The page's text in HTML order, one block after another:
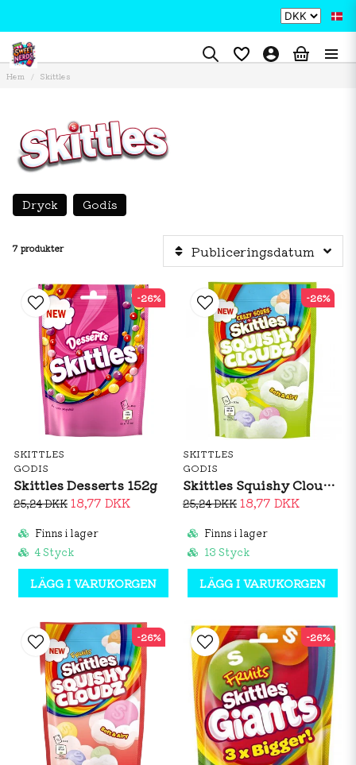
Hem Skittles
Dryck Godis
7 produkter Publiceringsdatum
SKITTLES
GODIS
Skittles Desserts 152g
25,24 DKK 18,77 DKK
Finns i lager
4 Styck
LÄGG I VARUKORGEN
-26%
SKITTLES
GODIS
Skittles Squishy Cloudz Sour 94g
25,24 DKK 18,77 DKK
Finns i lager
13 Styck
LÄGG I VARUKORGEN
-26%
-26% -26%